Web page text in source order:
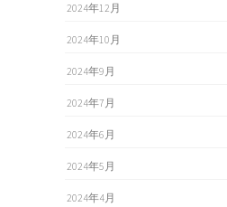
2024年12月
2024年10月
2024年9月
2024年7月
2024年6月
2024年5月
2024年4月